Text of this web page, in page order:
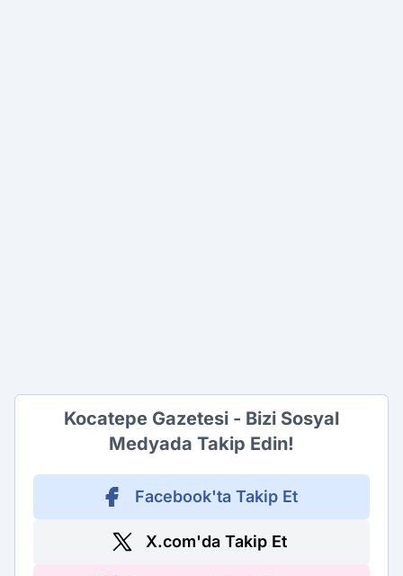
Kocatepe Gazetesi - Bizi Sosyal
Medyada Takip Edin!
Facebook'ta Takip Et
X.com'da Takip Et